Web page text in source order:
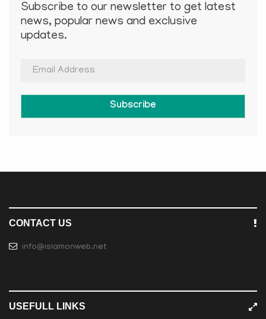
Subscribe to our newsletter to get latest
news, popular news and exclusive
updates.
Subscribe
CONTACT US
info@islamonweb.net
USEFULL LINKS